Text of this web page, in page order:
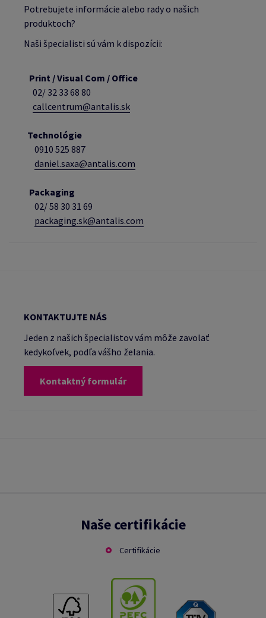
Potrebujete informácie alebo rady o našich
produktoch?
Naši špecialisti sú vám k dispozícii:
Print / Visual Com / Office
02/ 32 33 68 80
callcentrum@antalis.sk
Technológie
0910 525 887
daniel.saxa@antalis.com
Packaging
02/58 30 31 69
packaging.sk@antalis.com
KONTAKTUJTE NÁS
Jeden z našich špecialistov vám môže zavolať
kedykoľvek, podľa vášho želania.
Kontaktný formulár
Naše certifikácie
Certifikácie